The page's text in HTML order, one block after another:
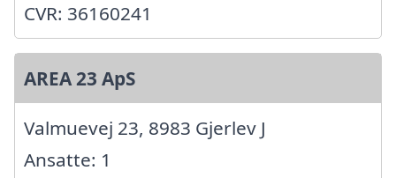
CVR: 36160241
AREA 23 ApS
Valmuevej 23, 8983 Gjerlev J
Ansatte: 1